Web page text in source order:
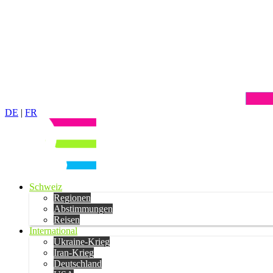
DE | FR
Schweiz
Regionen
Abstimmungen
Reisen
International
Ukraine-Krieg
Iran-Krieg
Deutschland